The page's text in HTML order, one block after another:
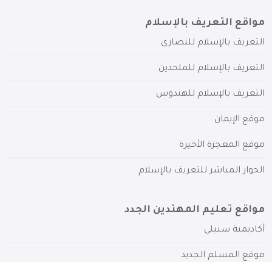
مواقع التعريف بالإسلام
التعريف بالإسلام للنصارى
التعريف بالإسلام للملحدين
التعريف بالإسلام للهندوس
موقع الإيمان
موقع المعجزة الأخيرة
الحوار المباشر للتعريف بالإسلام
مواقع تعليم المهتدين الجدد
أكاديمية سبيلي
موقع المسلم الجديد